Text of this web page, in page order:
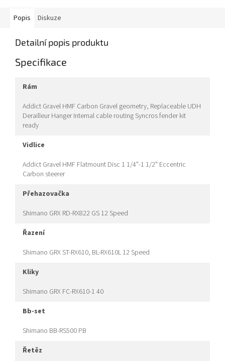
Popis Diskuze
Detailní popis produktu
Specifikace
rám
Addict Gravel HMF Carbon Gravel geometry, Replaceable UDH
Derailleur Hanger Internal cable routing Syncros fender kit
ready
vidlice
Addict Gravel HMF Flatmount Disc 1 1/4"-1 1/2" Eccentric
Carbon steerer
přehazovačka
Shimano GRX RD-RX822 GS 12 Speed
řazení
Shimano GRX ST-RX610, BL-RX610L 12 Speed
kliky
Shimano GRX FC-RX610-1 40
bb-set
Shimano BB-RS500 PB
řetěz